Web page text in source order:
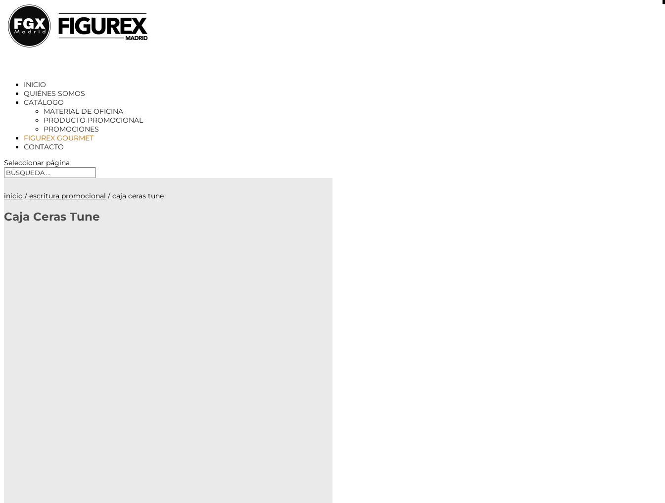
INICIO
QUIÉNES SOMOS
CATÁLOGO
MATERIAL DE OFICINA
PRODUCTO PROMOCIONAL
PROMOCIONES
FIGUREX GOURMET
CONTACTO
Seleccionar página
inicio / escritura promocional / caja ceras tune
Caja Ceras Tune